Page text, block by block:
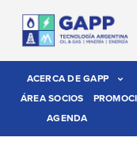
ACERCA DE GAPP
ÁREA SOCIOS
AGENDA